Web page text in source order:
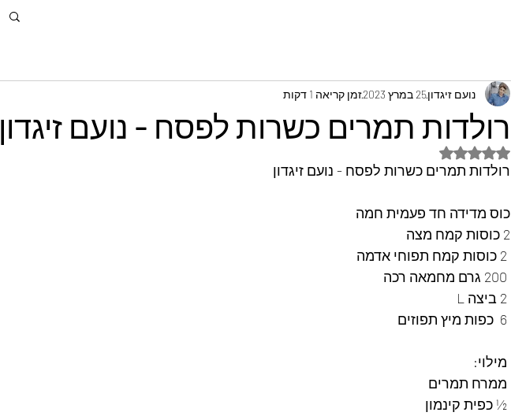
רולדות תמרים כשרות לפסח - נועם זיגדון
נועם זיגדון25 במרץ 2023 זמן קריאה 1 דקות
דירוג של NaN מתוך 5 כוכבים
רולדות תמרים כשרות לפסח - נועם זיגדון
כוס מדידה חד פעמית חמה
2 כוסות קמח מצה